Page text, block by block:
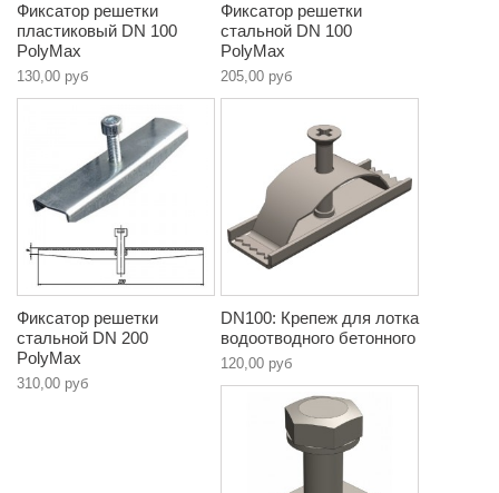
Фиксатор решетки
пластиковый DN 100
PolyMax
130,00 руб
Фиксатор решетки
стальной DN 100
PolyMax
205,00 руб
Фиксатор решетки
стальной DN 200
PolyMax
310,00 руб
DN100: Крепеж для лотка
водоотводного бетонного
120,00 руб